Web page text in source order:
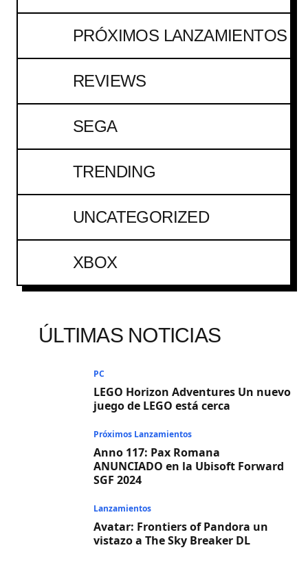
PRÓXIMOS LANZAMIENTOS
REVIEWS
SEGA
TRENDING
UNCATEGORIZED
XBOX
ÚLTIMAS NOTICIAS
PC
LEGO Horizon Adventures Un nuevo
juego de LEGO está cerca
Próximos Lanzamientos
Anno 117: Pax Romana
ANUNCIADO en la Ubisoft Forward
SGF 2024
Lanzamientos
Avatar: Frontiers of Pandora un
vistazo a The Sky Breaker DL